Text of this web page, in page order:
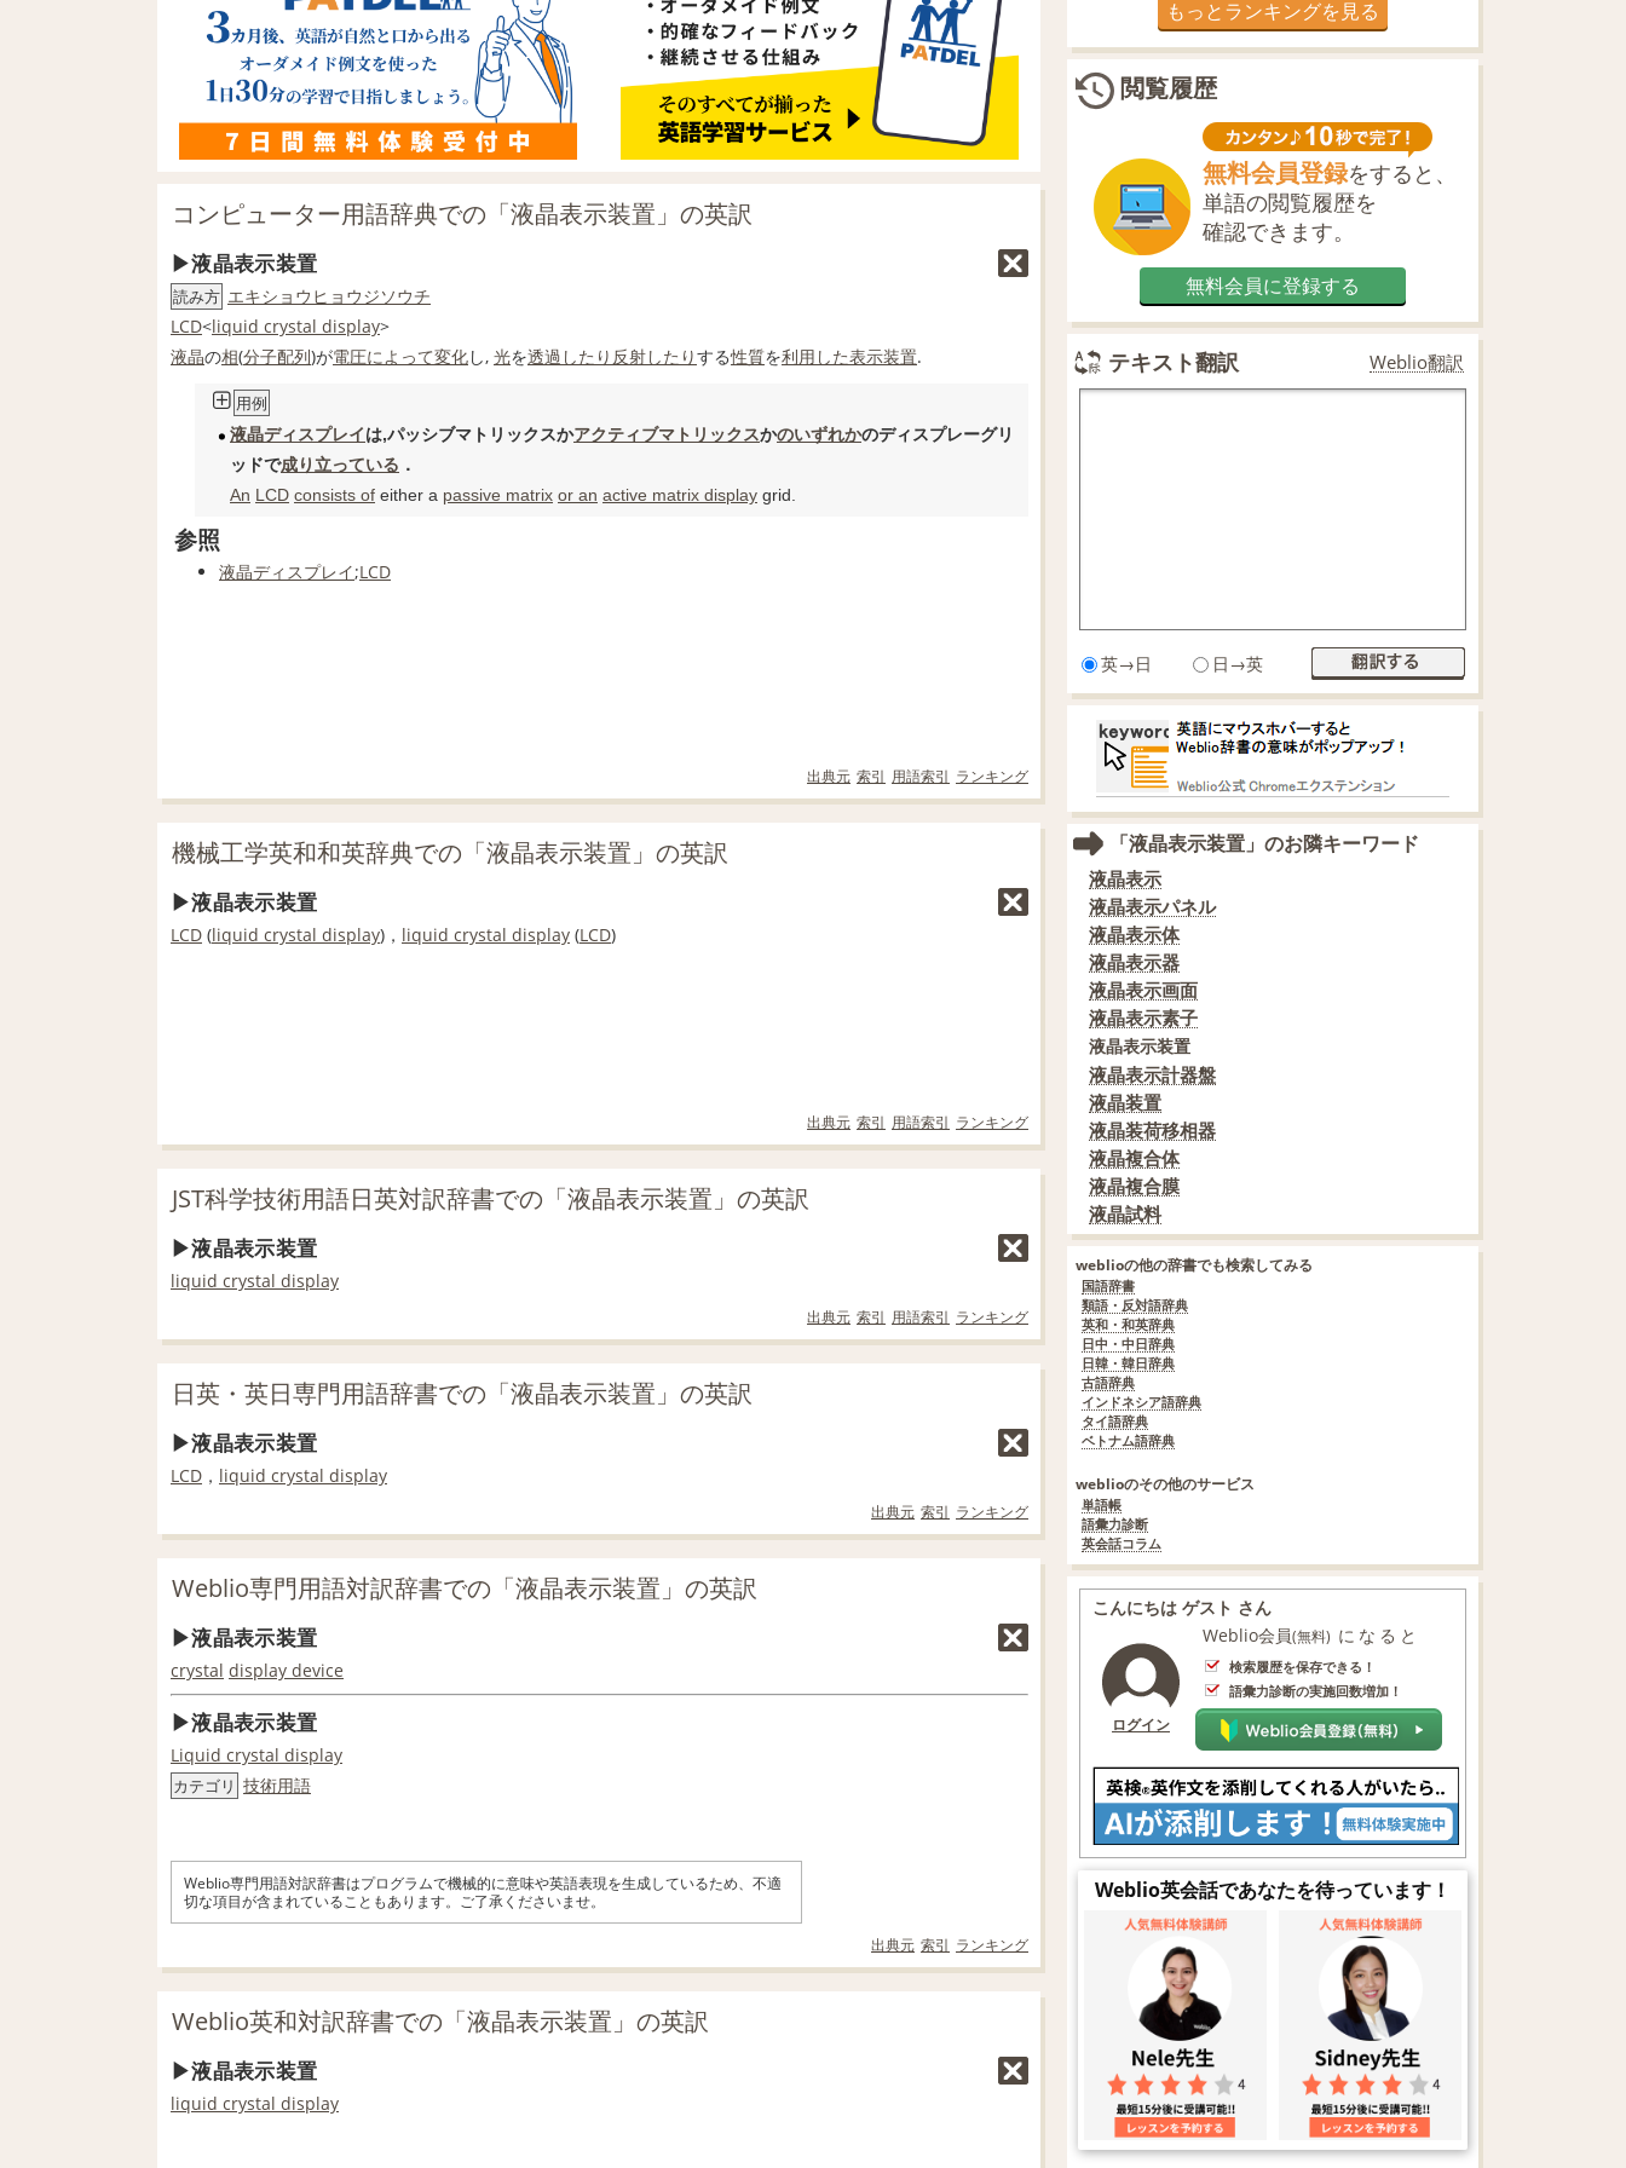
コンピューター用語辞典での「液晶表示装置」の英訳
液晶表示装置
読み方 エキショウヒョウジソウチ
LCD<liquid crystal display>
液晶の相(分子配列)が電圧によって変化し, 光を透過 したり 反射したりする性質を利用した表示装置.
用例
液晶ディスプレイは,パッシブマトリックスかアクティブマトリックスかのいずれかのディスプレーグリ
ッドで成り立っている ．
An LCD consists of either a passive matrix or an active matrix display grid.
参照
液晶ディスプレイ;LCD
出典元 索引 用語索引 ランキング
機械工学英和和英辞典での「液晶表示装置」の英訳
液晶表示装置
LCD (liquid crystal display)， liquid crystal display (LCD)
出典元 索引 用語索引 ランキング
JST科学技術用語日英対訳辞書での「液晶表示装置」の英訳
液晶表示装置
liquid crystal display
出典元 索引 用語索引 ランキング
日英・英日専門用語辞書での「液晶表示装置」の英訳
液晶表示装置
LCD ， liquid crystal display
出典元 索引 ランキング
Weblio専門用語対訳辞書での「液晶表示装置」の英訳
液晶表示装置
crystal display device
液晶表示装置
Liquid crystal display
カテゴリ 技術用語
Weblio専門用語対訳辞書はプログラムで機械的に意味や英語表現を生成しているため、不適
切な項目が含まれていることもあります。ご了承くださいませ。
出典元 索引 ランキング
Weblio英和対訳辞書での「液晶表示装置」の英訳
液晶表示装置
liquid crystal display
もっとランキングを見る
閲覧履歴
無料会員登録をすると、
単語の閲覧履歴を
確認できます。
無料会員に登録する
テキスト翻訳 Weblio翻訳
英→日 日→英
「液晶表示装置」のお隣キーワード
液晶表示
液晶表示パネル
液晶表示体
液晶表示器
液晶表示画面
液晶表示素子
液晶表示装置
液晶表示計器盤
液晶装置
液晶装荷移相器
液晶複合体
液晶複合膜
液晶試料
weblioの他の辞書でも検索してみる
国語辞書
類語・反対語辞典
英和・和英辞典
日中・中日辞典
日韓・韓日辞典
古語辞典
インドネシア語辞典
タイ語辞典
ベトナム語辞典
weblioのその他のサービス
単語帳
語彙力診断
英会話コラム
こんにちは ゲスト さん
ログイン
Weblio会員(無料) になると
検索履歴を保存できる！
語彙力診断の実施回数増加！
Weblio英会話であなたを待っています！